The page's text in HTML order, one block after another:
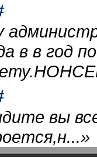
в в год
вы
»